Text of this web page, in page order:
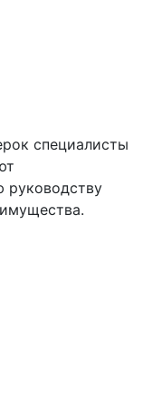
специалисты